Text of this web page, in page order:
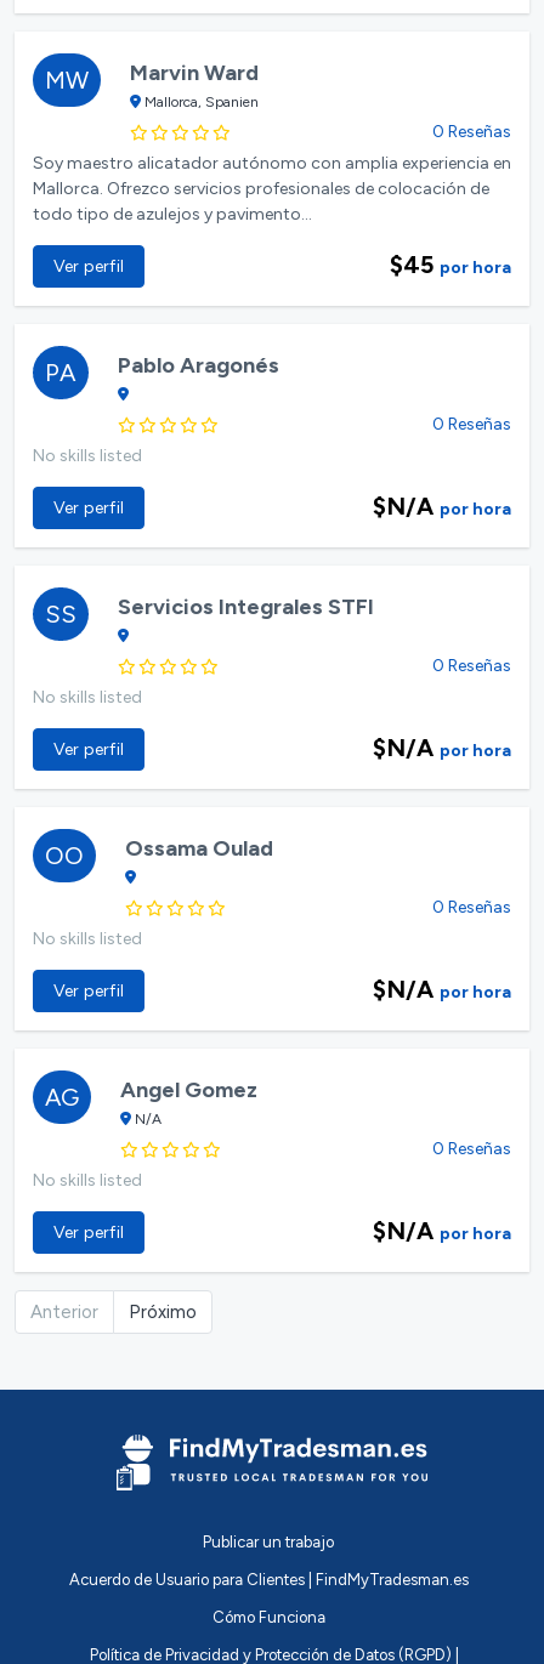
MW Marvin Ward
Mallorca, Spanien
0 Reseñas
Soy maestro alicatador autónomo con amplia experiencia en
Mallorca. Ofrezco servicios profesionales de colocación de
todo tipo de azulejos y pavimento...
Ver perfil $45 por hora
PA Pablo Aragonés
0 Reseñas
No skills listed
Ver perfil $N/A por hora
SS Servicios Integrales STFI
0 Reseñas
No skills listed
Ver perfil $N/A por hora
OO Ossama Oulad
0 Reseñas
No skills listed
Ver perfil $N/A por hora
AG Angel Gomez
N/A
0 Reseñas
No skills listed
Ver perfil $N/A por hora
Anterior Próximo
Publicar un trabajo
Acuerdo de Usuario para Clientes | FindMyTradesman.es
Cómo Funciona
Política de Privacidad y Protección de Datos (RGPD) |